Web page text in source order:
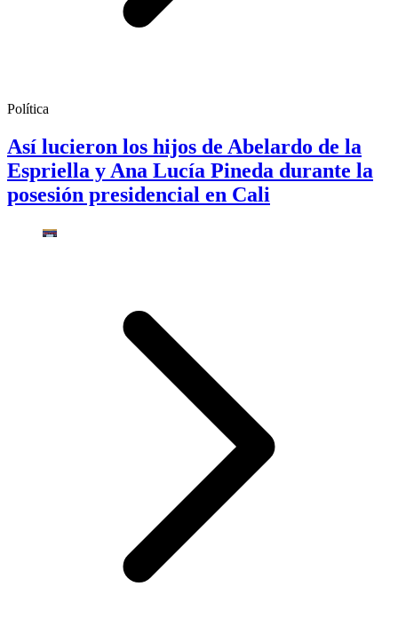
Política
Así lucieron los hijos de Abelardo de la
Espriella y Ana Lucía Pineda durante la
posesión presidencial en Cali